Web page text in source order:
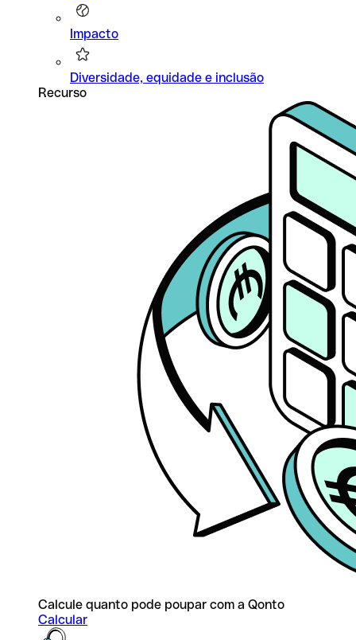
Impacto
Diversidade, equidade e inclusão
Recurso
Calcule quanto pode poupar com a Qonto
Calcular